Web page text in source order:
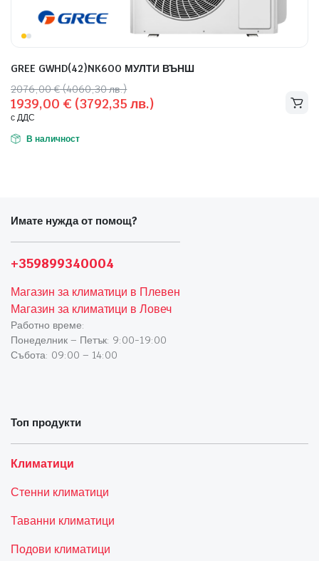
GREE GWHD(42)NK6OO МУЛТИ ВЪНШ
2076,00€(4060,30 лв.)
Original
price
was:
2076,00 €
1939,00 €(3792,35 лв.)
Текущата
цена
е:
1939,00 €
с ДДС
В наличност
Имате нужда от помощ?
+359899340004
Магазин за климатици в Плевен
Магазин за климатици в Ловеч
Работно време:
Понеделник – Петък: 9:00-19:00
Събота: 09:00 – 14:00
Топ продукти
Климатици
Стенни климатици
Таванни климатици
Подови климатици